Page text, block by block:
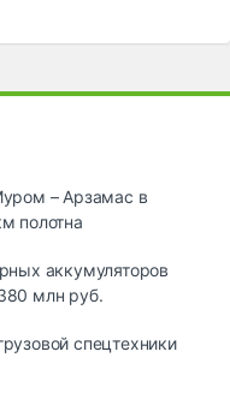
– Арзамас в
полотна
аккумуляторов
млн руб.
спецтехники